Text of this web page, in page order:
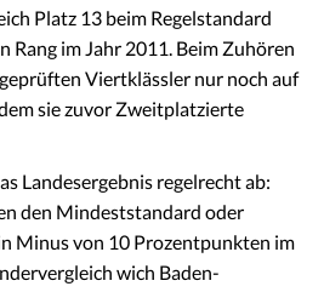
Platz 13 beim Regelstandard
Rang im Jahr 2011. Beim Zuhören
Viertklässler nur noch auf
sie zuvor Zweitplatzierte
Landesergebnis regelrecht ab:
den Mindeststandard oder
Minus von 10 Prozentpunkten im
wich Baden-